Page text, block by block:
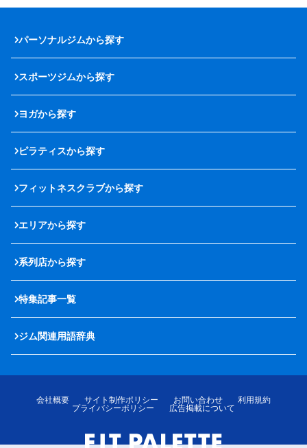
パーソナルジムから探す
スポーツジムから探す
ヨガから探す
ピラティスから探す
フィットネスクラブから探す
エリアから探す
系列店から探す
特集記事一覧
ジム関連用語辞典
会社概要 サイト制作ポリシー お問い合わせ
利用規約
プライバシーポリシー
広告掲載について